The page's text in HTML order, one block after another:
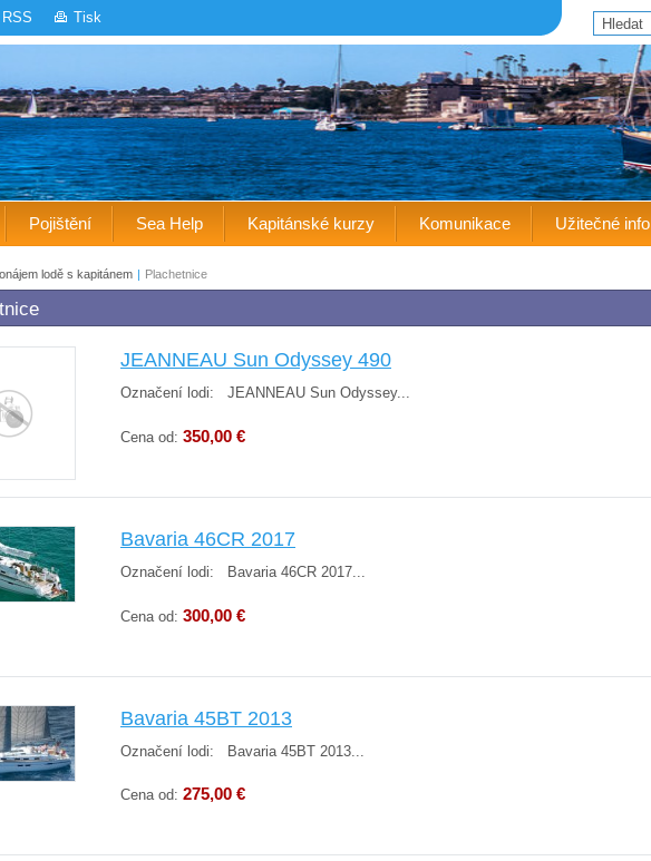
RSS Tisk
Pojištění Sea Help Kapitánské kurzy Komunikace Užitečné info
lodě s kapitánem | Plachetnice
JEANNEAU Sun Odyssey 490
Označení lodi: JEANNEAU Sun Odyssey...
Cena od: 350,00 €
Bavaria 46CR 2017
Označení lodi: Bavaria 46CR 2017...
Cena od: 300,00 €
Bavaria 45BT 2013
Označení lodi: Bavaria 45BT 2013...
Cena od: 275,00 €